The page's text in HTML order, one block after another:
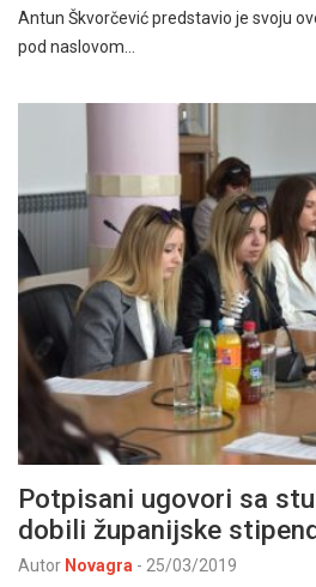
Antun Škvorčević predstavio je svoju
pod naslovom…
Potpisani ugovori sa
dobili županijske
Autor Novagra - 25/03/2019